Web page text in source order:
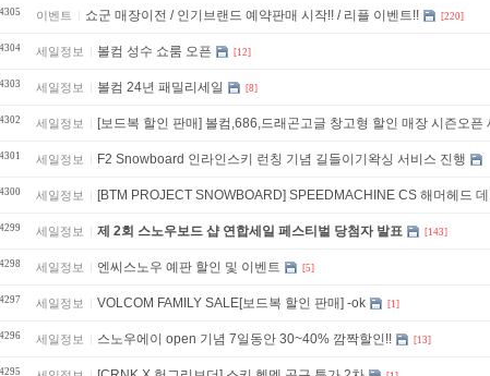
4305 이벤트 쇼군 매장이전 / 인기브랜드 예약판매 시작!! / 리플 이벤트!! [220]
4304 세일정보 볼컴 성수 쇼룸 오픈 [12]
4303 세일정보 볼컴 24년 패밀리세일 [8]
4302 세일정보 [보드복 할인 판매] 볼컴,686,드래곤고글 창고형 할인 매장 시즌오픈
4301 세일정보 F2 Snowboard 인라인스키 런칭 기념 길들이기왁싱 서비스 진행
4300 세일정보 [BTM PROJECT SNOWBOARD] SPEEDMACHINE CS 해머헤드
4299 세일정보 제 2회 스노우보드 샵 연합세일 페스티벌 당첨자 발표 [143]
4298 세일정보 엔씨스노우 예판 할인 및 이벤트 [5]
4297 세일정보 VOLCOM FAMILY SALE[보드복 할인 판매] -ok [1]
4296 세일정보 스노우에이 open 기념 7일동안 30~40% 깜짝할인!! [13]
4295